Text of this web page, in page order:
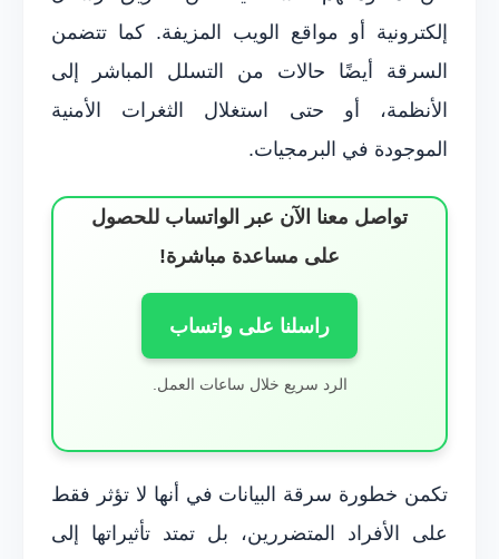
إلكترونية أو مواقع الويب المزيفة. كما تتضمن
السرقة أيضًا حالات من التسلل المباشر إلى
الأنظمة، أو حتى استغلال الثغرات الأمنية
الموجودة في البرمجيات.
تواصل معنا الآن عبر الواتساب للحصول
على مساعدة مباشرة!
راسلنا على واتساب
الرد سريع خلال ساعات العمل.
تكمن خطورة سرقة البيانات في أنها لا تؤثر فقط
على الأفراد المتضررين، بل تمتد تأثيراتها إلى